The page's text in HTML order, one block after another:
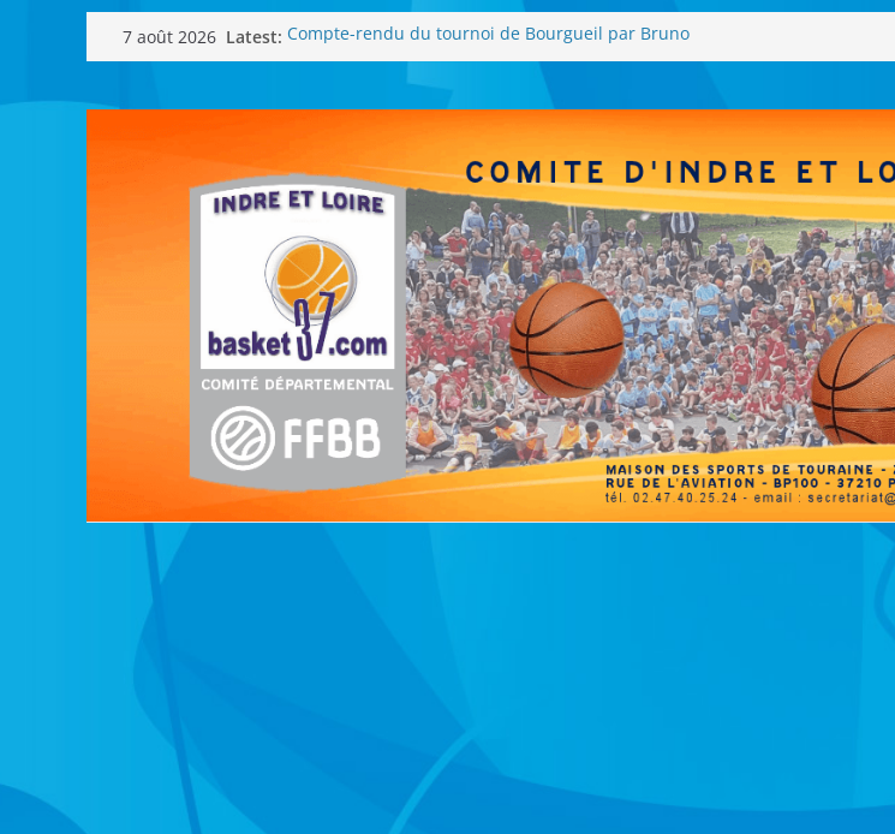
Passer
au
7 août 2026 Latest: Compte-rendu du tournoi de Bourgueil par Bruno
SCHMALTZ
Fermeture du comité
La caravane sportive